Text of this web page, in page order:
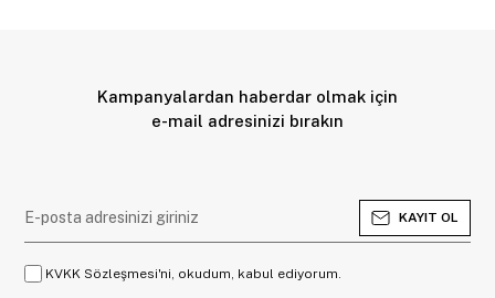
Kampanyalardan haberdar olmak için
e-mail adresinizi bırakın
KAYIT OL
KVKK Sözleşmesi'ni, okudum, kabul ediyorum.